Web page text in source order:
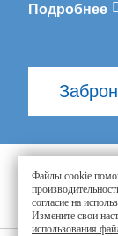
Файлы cookie
согласие на
Измените свои
использования
Подробнее